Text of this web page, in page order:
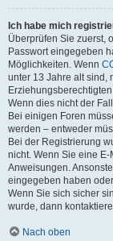
Ich habe mich
Überprüfen Sie zuerst,
Passwort eingegeben
Möglichkeiten. Wenn
unter 13 Jahre alt sind,
Wenn dies nicht der
Bei einigen Foren
werden – entweder
Bei der Registrierung
nicht. Wenn Sie eine
Anweisungen.
eingegeben haben
Wenn Sie sich sicher
wurde, dann
Nach oben